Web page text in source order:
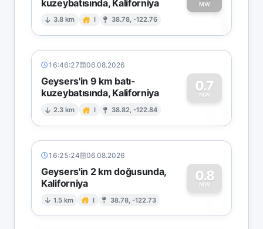
kuzeybatısında, Kaliforniya
3.8 km I 38.78, -122.76
MW1
16:46:27 06.08.2026
Geysers'in 9 km batı-
kuzeybatısında, Kaliforniya
2.3 km I 38.82, -122.84
0.7
MW
0
16:25:24 06.08.2026
Geysers'in 2 km doğusunda,
Kaliforniya
1.5 km I 38.78, -122.73
0.8
MW
0